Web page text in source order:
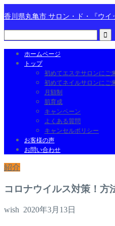
香川県丸亀市 サロン・ド・『ウ
ホームページ
トップ
初めてエステサロンにご
初めてネイルサロンにご
月額制
肌育成
キャンペーン
よくある質問
キャンセルポリシー
お客様の声
お問い合わせ
紹介
コロナウイルス対策！
wish 2020年3月13日